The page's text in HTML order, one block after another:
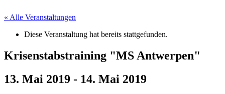
« Alle Veranstaltungen
Diese Veranstaltung hat bereits stattgefunden.
Krisenstabstraining "MS Antwerpen"
13. Mai 2019 - 14. Mai 2019